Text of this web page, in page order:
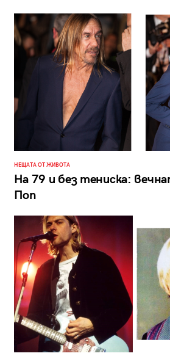
НЕЩАТА ОТ ЖИВОТА
На 79 и без тениска:
Поп